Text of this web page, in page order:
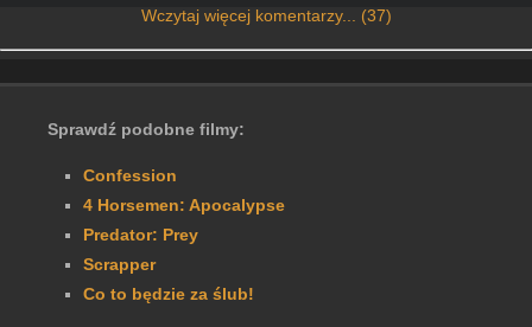
Wczytaj więcej komentarzy... (37)
Sprawdź podobne filmy:
Confession
4 Horsemen: Apocalypse
Predator: Prey
Scrapper
Co to będzie za ślub!